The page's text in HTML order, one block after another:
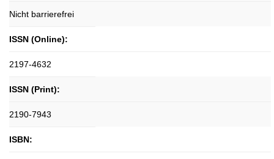
Nicht barrierefrei
ISSN (Online):
2197-4632
ISSN (Print):
2190-7943
ISBN: